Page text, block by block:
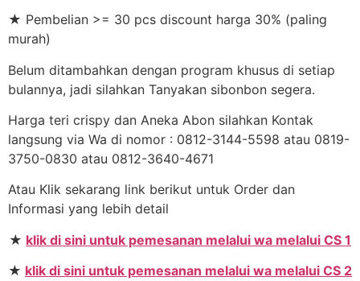
★ Pembelian >= 30 pcs discount harga 30% (paling
murah)
Belum ditambahkan dengan program khusus di setiap
bulannya, jadi silahkan Tanyakan sibonbon segera.
Harga teri crispy dan Aneka Abon silahkan Kontak
langsung via Wa di nomor : 0812-3144-5598 atau 0819-
3750-0830 atau 0812-3640-4671
Atau Klik sekarang link berikut untuk Order dan
Informasi yang lebih detail
★ klik di sini untuk pemesanan melalui wa melalui CS 1
★ klik di sini untuk pemesanan melalui wa melalui CS 2